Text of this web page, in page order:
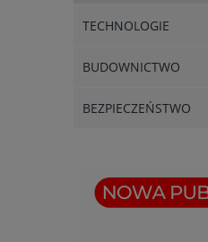
TECHNOLOGIE
BUDOWNICTWO
BEZPIECZEŃSTWO